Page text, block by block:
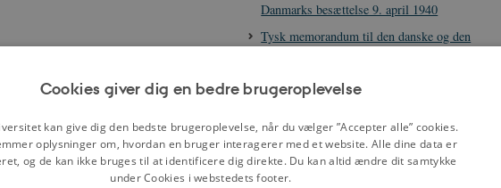
Danmarks besættelse 9. april 1940
Tysk memorandum til den danske og den
Den danske regerings svar på det tyske
memorandum 9. april 1940
Vagn M. Husteds beretning om besættelsen
9. april 1940
Frode Jakobsens beretning fra 1975 om
Cookies giver dig en bedre brugeroplevelse
kan give dig den bedste brugeroplevelse, når du vælger ”Accepter alle” cookies.
oplysninger om, hvordan en bruger interagerer med et website. Alle dine data er
og de kan ikke bruges til at identificere dig direkte. Du kan altid ændre dit samtykke
under Cookies i webstedets footer.